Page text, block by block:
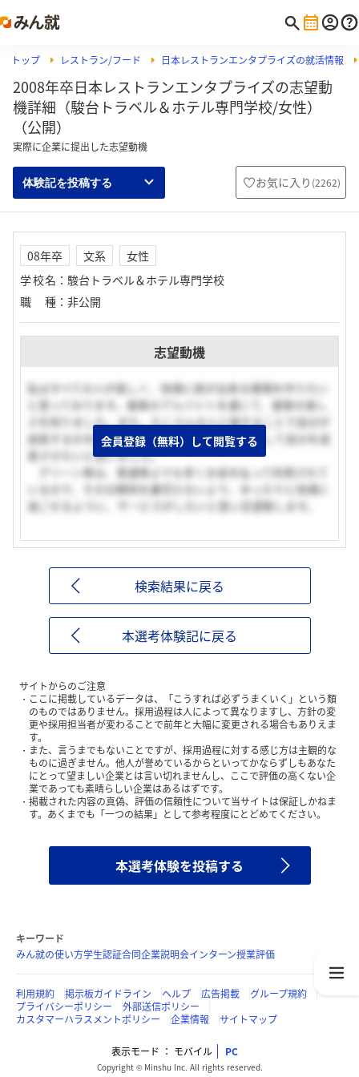
トップ レストラン/フード 日本レストランエンタプライズの就活情報
2008年卒日本レストランエンタプライズの志望動
機詳細（駿台トラベル＆ホテル専門学校/女性）
（公開）
実際に企業に提出した志望動機
体験記を投稿する お気に入り (2262)
08年卒 文系
女性
学校名 ： 駿台トラベル＆ホテル専門学校
職種 ： 非公開
志望動機
私はすべての人が楽しく、快適に旅が出来る環境を作りたい
と思っております。接客のアルバイトを通じて、接客の楽し
さを知りました。また、たくさんの人と接することで自分が
成長するのを感じ、仕事でもたくさんの人と接して自分を成
長させたいと思いました。
グリーン車は、普通車よりも多くお金を払って利用されて
いるので、その分期待を裏切らないよう、ゆったりと快適に
過ごせるように、サービスがしたいと思い志望致します。
会員登録（無料）して閲覧する
検索結果に戻る
本選考体験記に戻る
サイトからのご注意
ここに掲載しているデータは、「こうすれば必ずうまくいく」という類
のものではありません。採用過程は人によって異なりますし、方針の変
更や採用担当者が変わることで前年と大幅に変更される場合もありえま
す。
また、言うまでもないことですが、採用過程に対する感じ方は主観的な
ものに過ぎません。他人が誉めているからといってかならずしもあなた
にとって望ましい企業とは言い切れませんし、ここで評価の高くない企
業であっても素晴らしい企業はあるはずです。
掲載された内容の真偽、評価の信頼性について当サイトは保証しかねま
す。あくまでも「一つの結果」として参考程度にとどめてください。
本選考体験を投稿する
キーワード
みん就の使い方学生認証合同企業説明会インターン授業評価
利用規約 掲示板ガイドライン ヘルプ 広告掲載
グループ規約
プライバシーポリシー
外部送信ポリシー
カスタマーハラスメントポリシー
企業情報 サイトマップ
表示モード モバイル PC
Copyright © Minshu Inc. All rights reserved.